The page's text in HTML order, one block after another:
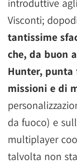
introduttive
Visconti;
tantissime
che, da buon
Hunter,
missioni e di
da fuoco) e
multiplayer
talvolta non